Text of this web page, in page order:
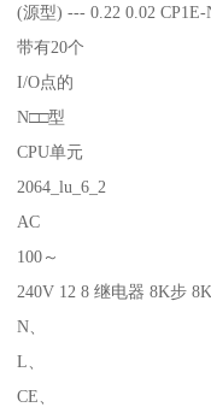
(源型) --- 0.22 0.02
带有20个
I/O点的
N□□型
CPU单元
2064_lu_6_2
AC
100～
240V 12 8 继电器 8K步
N、
L、
CE、